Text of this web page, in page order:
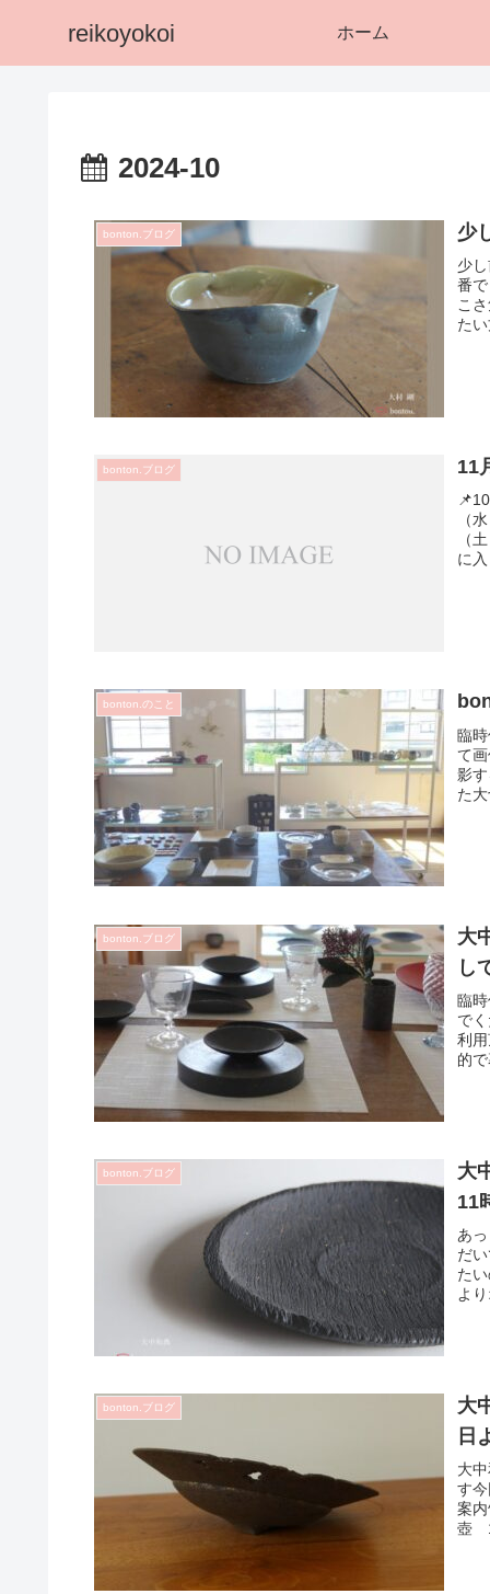
reikoyokoi ホーム
2024-10
bonton.ブログ 少
少
番
こ
た
bonton.ブログ 11
（
（
に
bonton.のこと
臨
て
影
た
bonton.ブログ
大
し
臨
で
利
的
bonton.ブログ
大
11
あ
だ
た
よ
bonton.ブログ
大
日
大
す
案
壺